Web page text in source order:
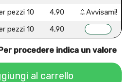
pezzi 10 4,90
Avvisami!
pezzi 10 4,90
procedere indica un valore
al carrello